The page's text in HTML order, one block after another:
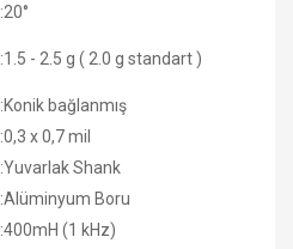
:20°
:1.5 - 2.5 g ( 2.0 g standart )
:Konik bağlanmış
:0,3 x 0,7 mil
:Yuvarlak Shank
:Alüminyum Boru
:400mH (1 kHz)